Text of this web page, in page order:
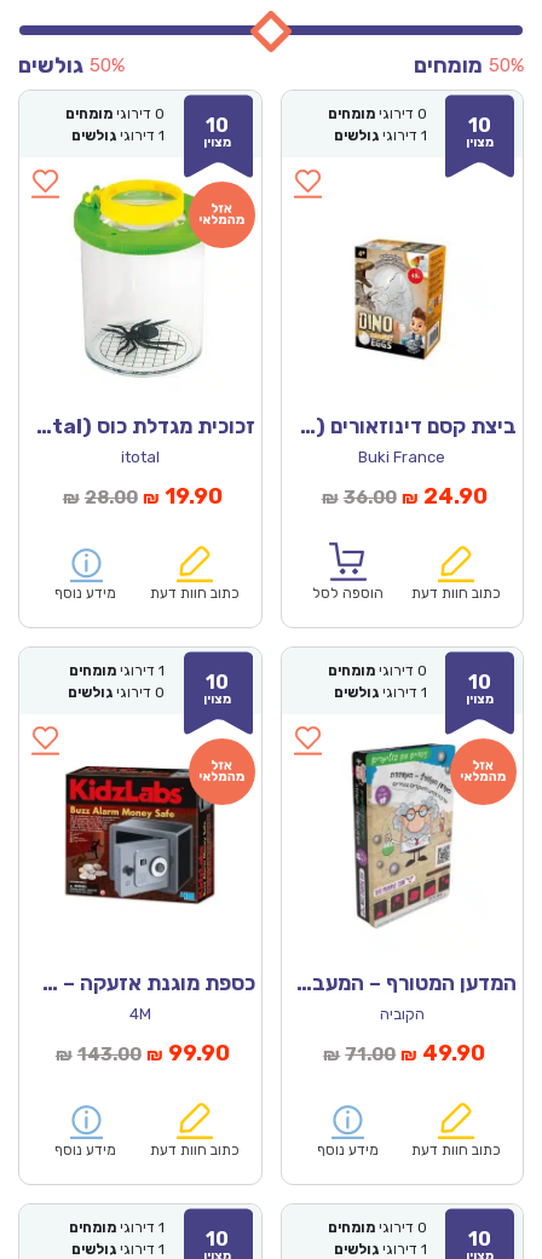
מומחים 50% גולשים 50%
10
מצוין
0 דירוגי מומחים
1 דירוגי גולשים
ביצת קסם דינוזאורים (בוקי צרפת)
Buki France
₪ 36.00המחיר
₪36.00.
₪ 24.90
כתוב חוות דעת הוספה לסל
10
מצוין
0 דירוגי מומחים
1 דירוגי גולשים
זכוכית מגדלת כוס (X5 – itotal)
itotal
₪ 28.00המחיר
₪28.00.
₪ 19.90המחיר
כתוב חוות דעת מידע נוסף
10
מצוין
0 דירוגי מומחים
1 דירוגי גולשים
המדען המטורף – המעבדה – ניסויים עם פולימרים
הקוביה
₪ 71.00המחיר
₪71.00.
₪ 49.90
כתוב חוות דעת מידע נוסף
10
מצוין
1 דירוגי מומחים
0 דירוגי גולשים
כספת מוגנת אזעקה – 4M
4M
₪ 143.00המחיר
היה:
₪143.00.
₪ 99.90המחיר
כתוב חוות דעת מידע נוסף
10
0 דירוגי מומחים
1 דירוגי גולשים 10
1 דירוגי מומחים
1 דירוגי גולשים